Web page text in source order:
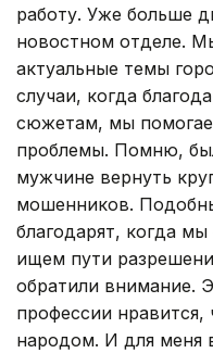
работу. Уже больше
новостном отделе.
актуальные темы
случаи, когда
сюжетам, мы
проблемы. Помню,
мужчине вернуть
мошенников.
благодарят, когда
ищем пути
обратили внимание.
профессии
народом. И для меня